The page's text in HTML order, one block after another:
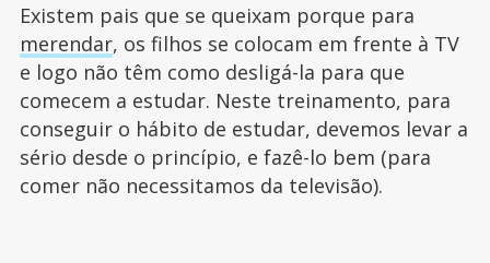
Existem pais que se queixam porque para
merendar, os filhos se colocam em frente à TV
e logo não têm como desligá-la para que
comecem a estudar. Neste treinamento, para
conseguir o hábito de estudar, devemos levar a
sério desde o princípio, e fazê-lo bem (para
comer não necessitamos da televisão).